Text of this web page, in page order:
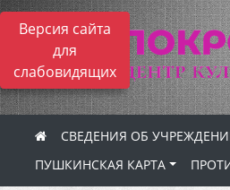
Версия сайта
для
слабовидящих
СВЕДЕНИЯ ОБ
ПУШКИНСКАЯ КАРТА